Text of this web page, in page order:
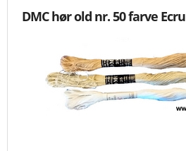
DMC hør old nr. 50 farve Ecru